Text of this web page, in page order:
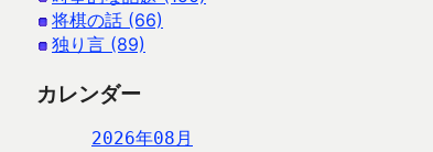
将棋の話 (66)
独り言 (89)
カレンダー
2026年08月